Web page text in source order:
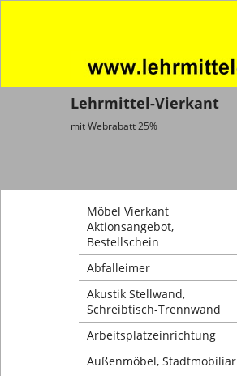
Lehrmittel-Vierkant
mit Webrabatt 25%
Möbel Vierkant
Aktionsangebot,
Bestellschein
Abfalleimer
Akustik Stellwand,
Schreibtisch-Trennwand
Arbeitsplatzeinrichtung
Außenmöbel, Stadtmobiliar